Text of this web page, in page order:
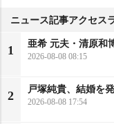
ニュース記事アクセス
1
亜希 元夫・清原和
2026-08-08 08:15
2
戸塚純貴、結婚を
2026-08-08 17:54